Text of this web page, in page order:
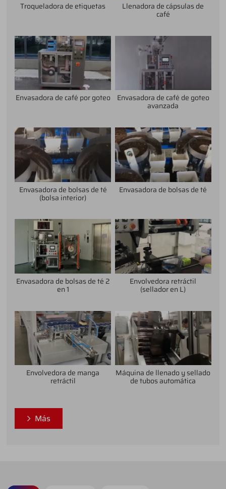
Troqueladora de etiquetas Llenadora de cápsulas de
café
Envasadora de café por goteo Envasadora de café de goteo
avanzada
Envasadora de bolsas de té
(bolsa interior)
Envasadora de bolsas de té
Envasadora de bolsas de té 2
en 1
Envolvedora retráctil
(sellador en L)
Envolvedora de manga
retráctil
Máquina de llenado y sellado
de tubos automática
Más